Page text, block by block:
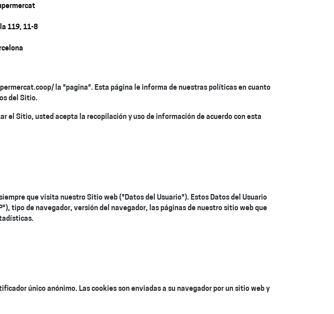
119, 11-8
la "pagina". Esta página le informa de nuestras políticas en cuanto
del Sitio.
el Sitio, usted acepta la recopilación y uso de información de acuerdo con esta
que visita nuestro Sitio web ("Datos del Usuario"). Estos Datos del Usuario
tipo de navegador, versión del navegador, las páginas de nuestro sitio web que
único anónimo. Las cookies son enviadas a su navegador por un sitio web y